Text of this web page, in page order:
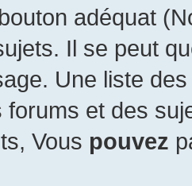
adéquat
Il se peut
Une liste
forums et des
Vous pouvez